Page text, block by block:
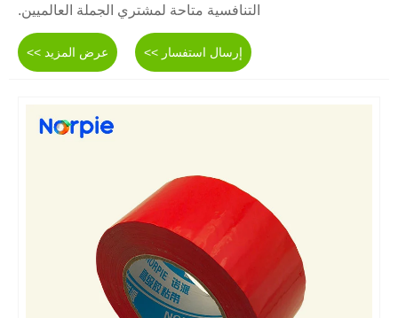
التنافسية متاحة لمشتري الجملة العالميين.
عرض المزيد >> إرسال استفسار >>